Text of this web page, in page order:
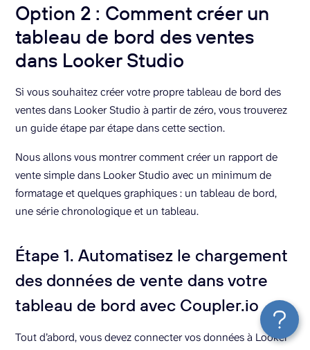
Option 2 : Comment créer un
tableau de bord des ventes
dans Looker Studio
Si vous souhaitez créer votre propre tableau de bord des
ventes dans Looker Studio à partir de zéro, vous trouverez
un guide étape par étape dans cette section.
Nous allons vous montrer comment créer un rapport de
vente simple dans Looker Studio avec un minimum de
formatage et quelques graphiques : un tableau de bord,
une série chronologique et un tableau.
Étape 1. Automatisez le chargement
des données de vente dans votre
tableau de bord avec Coupler.io
Tout d’abord, vous devez connecter vos données à Looker